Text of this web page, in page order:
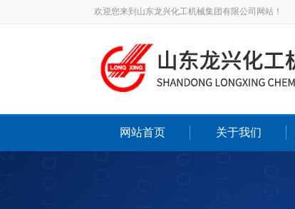
欢迎您来到山东龙兴化工机械集团有限公司网站！
网站首页 关于我们